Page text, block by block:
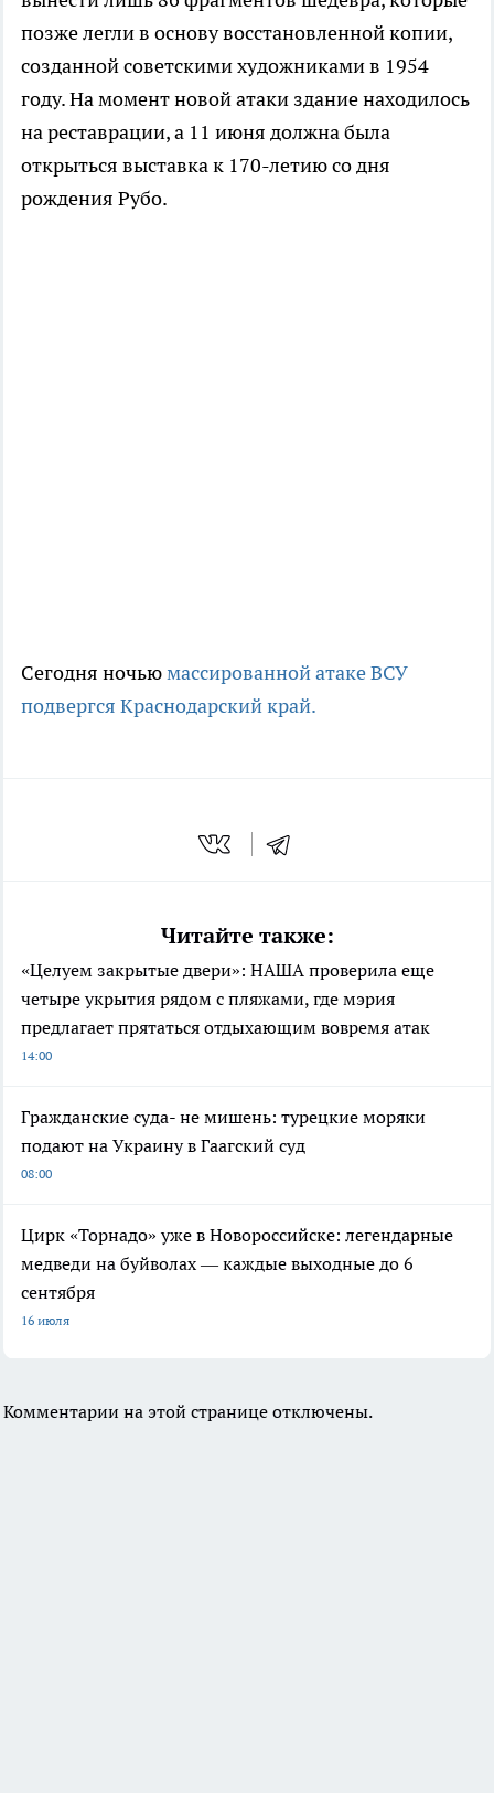
позже легли в основу восстановленной копии,
созданной советскими художниками в 1954
году. На момент новой атаки здание находилось
на реставрации, а 11 июня должна была
открыться выставка к 170-летию со дня
рождения Рубо.
Сегодня ночьюмассированной атаке ВСУ
подвергся Краснодарский край.
Читайте также:
«Целуем закрытые двери»: НАША проверила еще
четыре укрытия рядом с пляжами, где мэрия
предлагает прятаться отдыхающим вовремя атак
14:00
Гражданские суда- не мишень: турецкие моряки
подают на Украину в Гаагский суд
08:00
Цирк «Торнадо» уже в Новороссийске: легендарные
медведи на буйволах — каждые выходные до 6
сентября
16 июля
Комментарии на этой странице отключены.